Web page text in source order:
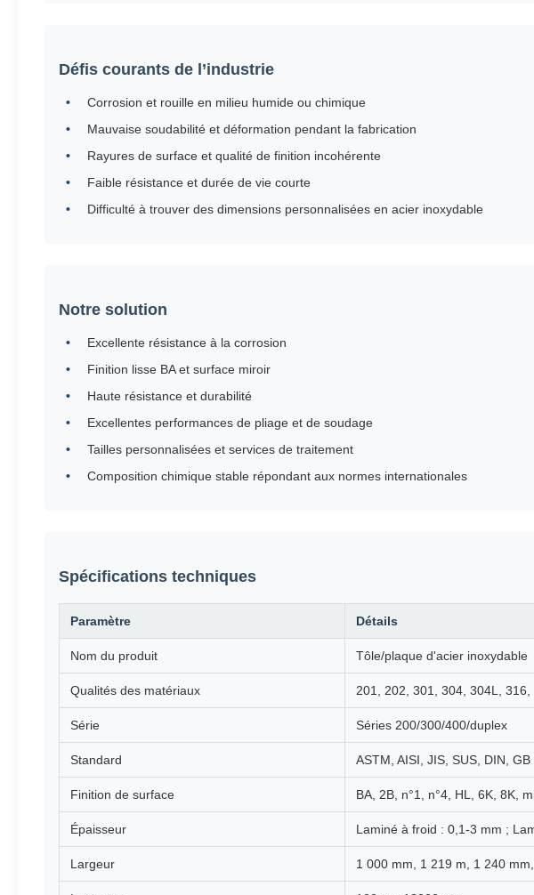
Défis courants de l’industrie
Corrosion et rouille en milieu humide ou chimique
Mauvaise soudabilité et déformation pendant la fabrication
Rayures de surface et qualité de finition incohérente
Faible résistance et durée de vie courte
Difficulté à trouver des dimensions personnalisées en acier inoxydable
Notre solution
Excellente résistance à la corrosion
Finition lisse BA et surface miroir
Haute résistance et durabilité
Excellentes performances de pliage et de soudage
Tailles personnalisées et services de traitement
Composition chimique stable répondant aux normes internationales
Spécifications techniques
Paramètre Détails
Nom du produit Tôle/plaque d'acier inoxydable
Qualités des matériaux 201, 202, 301, 304, 304L,
Série Séries 200/300/400/duplex
Standard ASTM, AISI, JIS, SUS, DIN, GB
Finition de surface BA, 2B, n°1, n°4, HL, 6K, 8K,
Épaisseur Laminé à froid : 0,1-3 mm ;
Largeur 1 000 mm, 1 219 m, 1 240